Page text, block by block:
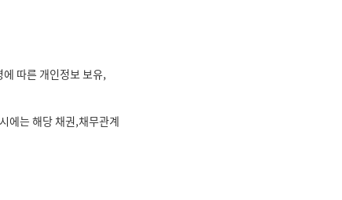
따른 개인정보 보유,
에는 해당 채권,채무관계